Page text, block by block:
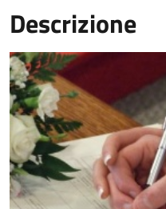
Descrizione